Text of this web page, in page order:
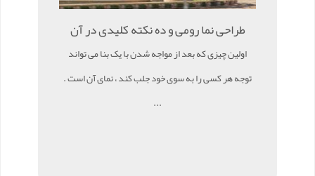
طراحی نما رومی و ده نکته کلیدی در آن
اولین چیزی که بعد از مواجه شدن با یک بنا می تواند
توجه هر کسی را به سوی خود جلب کند ، نمای آن است .
...